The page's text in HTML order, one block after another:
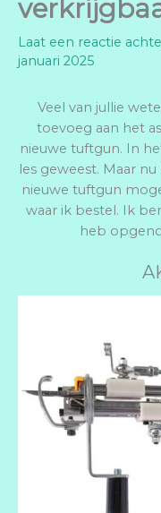
Laat een reactie
januari 2025
Veel van jullie
toevoeg aan het
nieuwe tuftgun. In
les geweest. Maar
nieuwe tuftgun
waar ik bestel. Ik
heb